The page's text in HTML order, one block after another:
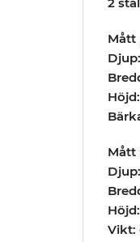
2
Mått
Mått
Vikt: